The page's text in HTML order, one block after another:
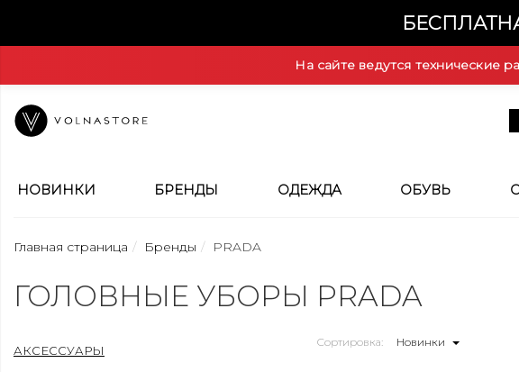
На сайте ведутся технические
НОВИНКИ БРЕНДЫ ОДЕЖДА ОБУВЬ
Главная страница Бренды PRADA
ГОЛОВНЫЕ УБОРЫ PRADA
АКСЕССУАРЫ
Сортировка: Новинки